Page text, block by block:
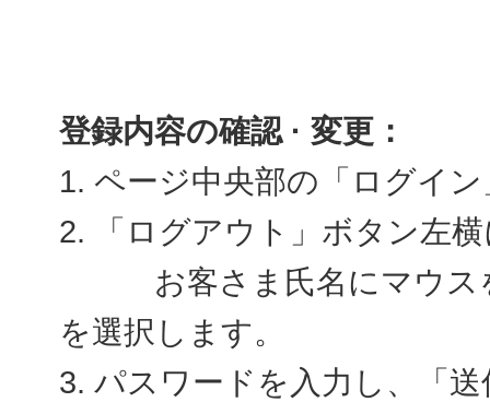
登録内容の確認 · 変更：
1. ページ中央部の「ログイ
2. 「ログアウト」ボタン左
お客さま氏名にマウスを
を選択します。
3. パスワードを入力し、「